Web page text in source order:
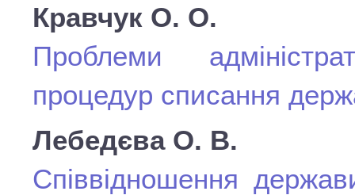
Кравчук О. О.
Проблеми
процедур списання
Лебедєва О. В.
Співвідношення